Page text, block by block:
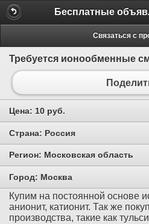
Связаться с
Требуется ионообменные
Цена: 10 руб.
Страна: Россия
Регион: Московская область
Город: Москва
Купим на постоянной основе
анионит, катионит. Так же
производства, такие как